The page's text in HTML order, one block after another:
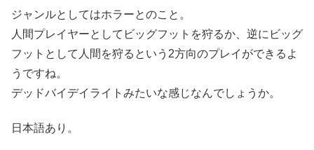
ジャンルとしてはホラーとのこと。
人間プレイヤーとしてビッグフットを狩るか、逆にビッグ
フットとして人間を狩るという2方向のプレイができるよ
うですね。
デッドバイデイライトみたいな感じなんでしょうか。
日本語あり。